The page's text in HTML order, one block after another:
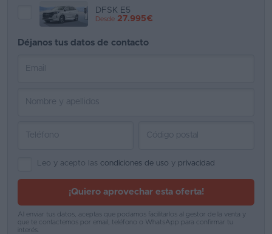
DFSK E5
Desde 27.995€
Déjanos tus datos de contacto
Leo y acepto las condiciones de uso y privacidad
¡Quiero aprovechar esta oferta!
Al enviar tus datos, aceptas que podamos facilitarlos al gestor de la venta y
que te contactemos por email, teléfono o WhatsApp para confirmar tu
interés.